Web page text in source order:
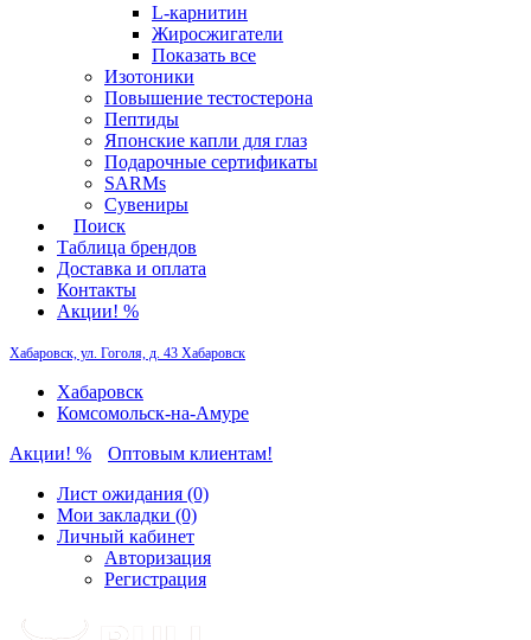
L-карнитин
Жиросжигатели
Показать все
Изотоники
Повышение тестостерона
Пептиды
Японские капли для глаз
Подарочные сертификаты
SARMs
Сувениры
Поиск
Таблица брендов
Доставка и оплата
Контакты
Акции! %
Хабаровск, ул. Гоголя, д. 43 Хабаровск
Хабаровск
Комсомольск-на-Амуре
Акции! %
Оптовым клиентам!
Лист ожидания (0)
Мои закладки (0)
Личный кабинет
Авторизация
Регистрация